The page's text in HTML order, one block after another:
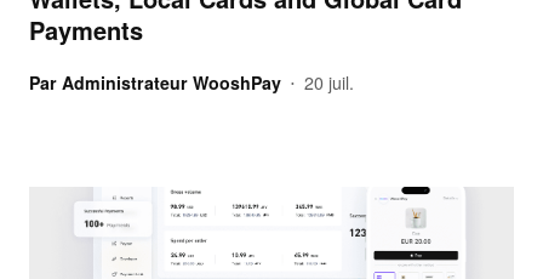
Payments
Par Administrateur WooshPay • 20 juil.